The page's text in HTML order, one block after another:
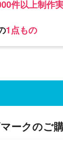
件以上制作
1点もの
ークのご